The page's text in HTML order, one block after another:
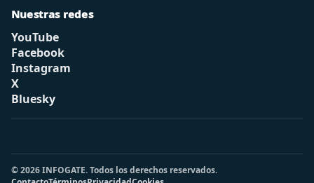
Nuestras redes
YouTube
Facebook
Instagram
X
Bluesky
© 2026 INFOGATE. Todos los derechos reservados.